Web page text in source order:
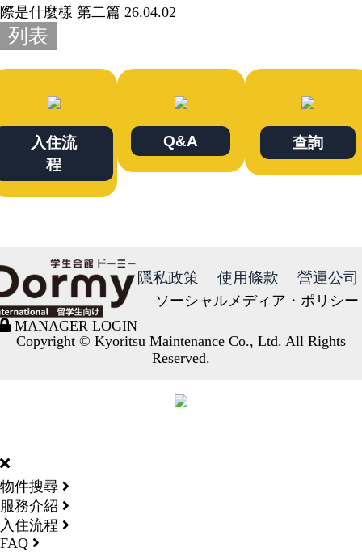
際是什麼樣 第二篇 26.04.02
列表
入住流
程
Q&A 查詢
MANAGER LOGIN
隱私政策 使用條款 營運公司
ソーシャルメディア・ポリシー
Copyright © Kyoritsu Maintenance Co., Ltd. All Rights
Reserved.
物件搜尋
服務介紹
入住流程
FAQ